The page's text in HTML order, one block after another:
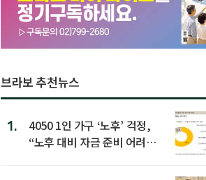
브라보 추천뉴스
1.
4050 1인 가구 ‘노후’ 걱정,
“노후 대비 자금 준비 어려